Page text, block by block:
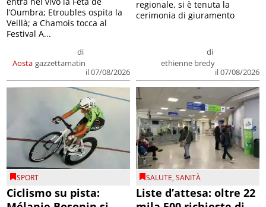
Aosta
di
gazzettamatin
il 07/08/2026
l’Oumbra; Etroubles ospita la
Veillà; a Chamois tocca al
Festival A...
di
ethienne bredy
il 07/08/2026
regionale, si è tenuta la
cerimonia di giuramento
SPORT
Ciclismo su pista:
SALUTE,SANITÀ
Liste d’attesa: oltre 22